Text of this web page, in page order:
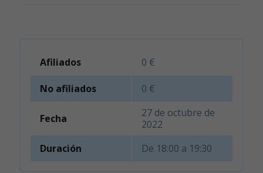
Afiliados 0 €
No afiliados 0 €
Fecha
27 de octubre de
2022
Duración
De 18:00 a 19:30